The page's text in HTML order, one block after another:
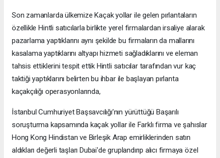
Son zamanlarda ülkemize Kaçak yollar ile gelen pırlantaların
özellikle Hintli satıcılarla birlikte yerel firmalardan irsaliye alarak
pazarlama yaptıklarını aynı şekilde bu firmaların da mallarını
kasalama yaptıklarını altyapı hizmeti sağladıklarını ve eleman
tahsis ettiklerini tespit ettik Hintli satıcılar tarafından vur kaç
taktiği yaptıklarını belirten bu ihbar ile başlayan pırlanta
kaçakçılığı operasyonlarında,
İstanbul Cumhuriyet Başsavcılığı’nın yürüttüğü Başarılı
soruşturma kapsamında kaçak yollar ile Farklı firma ve şahıslar
Hong Kong Hindistan ve Birleşik Arap emirliklerinden satın
aldıkları değerli taşları Dubai'de gruplandırıp alıcı firmaya özel